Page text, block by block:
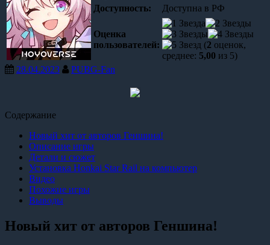
Доступность:
Доступна в РФ
Оценка
пользователей:
(2 оценок,
среднее: 5,00 из 5)
28.04.2023
PUBG-Fan
Содержание
Новый хит от авторов Геншина!
Описание игры
Детали и сюжет
Установка Honkai Star Rail на компьютер
Видео
Похожие игры
Выводы
Новый хит от авторов Геншина!